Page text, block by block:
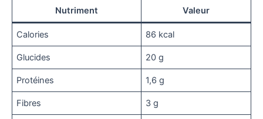
Nutriment Valeur
Calories 86 kcal
Glucides 20 g
Protéines 1,6 g
Fibres 3 g